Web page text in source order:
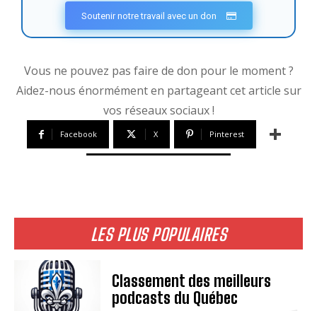
LES PLUS POPULAIRES
Classement des meilleurs
podcasts du Québec
Soutenir notre travail avec un don
Vous ne pouvez pas faire de don pour le moment ?
Aidez-nous énormément en partageant cet article sur
vos réseaux sociaux !
Facebook X Pinterest